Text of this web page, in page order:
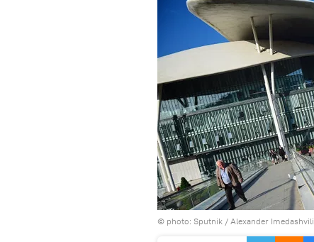
© photo: Sputnik / Alexander Imedashvili